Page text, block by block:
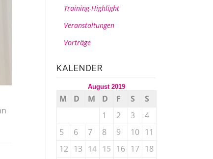
Training-Highlight
Veranstaltungen
Vorträge
KALENDER
August 2019
M D M D F S
S
1
2 3
4
5
6 7 8 9 10 11
12 13 14 15 16 17 18